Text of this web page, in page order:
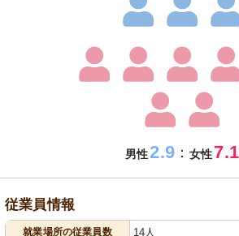
男性2.9：女性7.1
従業員情報
就業場所の従業員数 14人